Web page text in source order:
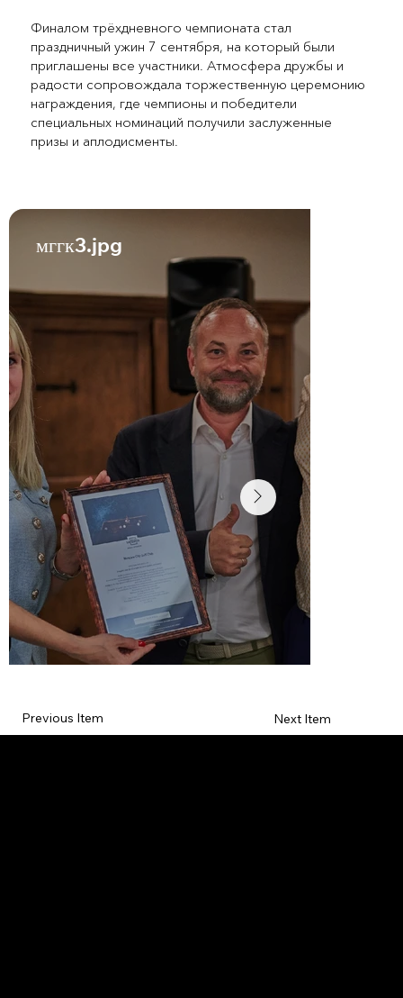
Финалом трёхдневного чемпионата стал
праздничный ужин 7 сентября, на который были
приглашены все участники. Атмосфера дружбы и
радости сопровождала торжественную церемонию
награждения, где чемпионы и победители
специальных номинаций получили заслуженные
призы и аплодисменты.
мггк3.jpg
Previous Item Next Item